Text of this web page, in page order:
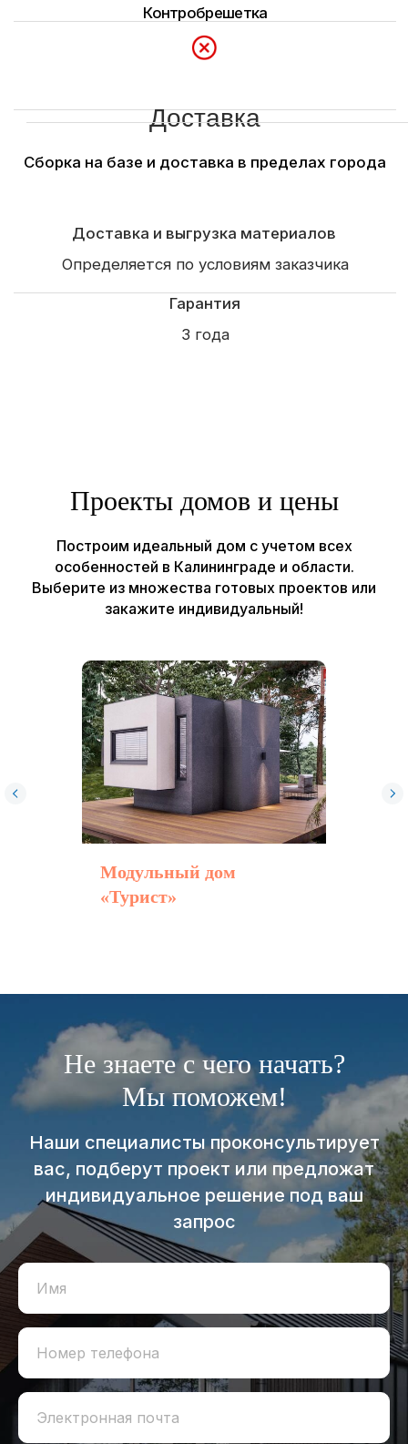
Проекты домов и цены
Построим идеальный дом с учетом всех
особенностей в Калининграде и области.
Выберите из множества готовых проектов или
закажите индивидуальный!
Модульный дом
«Турист»
Не знаете с чего начать?
Мы поможем!
Наши специалисты проконсультирует
вас, подберут проект или предложат
индивидуальное решение под ваш
запрос
Имя
Номер телефона
Электронная почта
Россия, Калининград, пос. Шоссейное,
(конец ул. Суворова)
+7 (921) 710-37-55
Строим
Каркасные и СИП дома
Садовые и модульные
Политика конфиденциальности
ИНН 390615131966
Пользовательское соглашение